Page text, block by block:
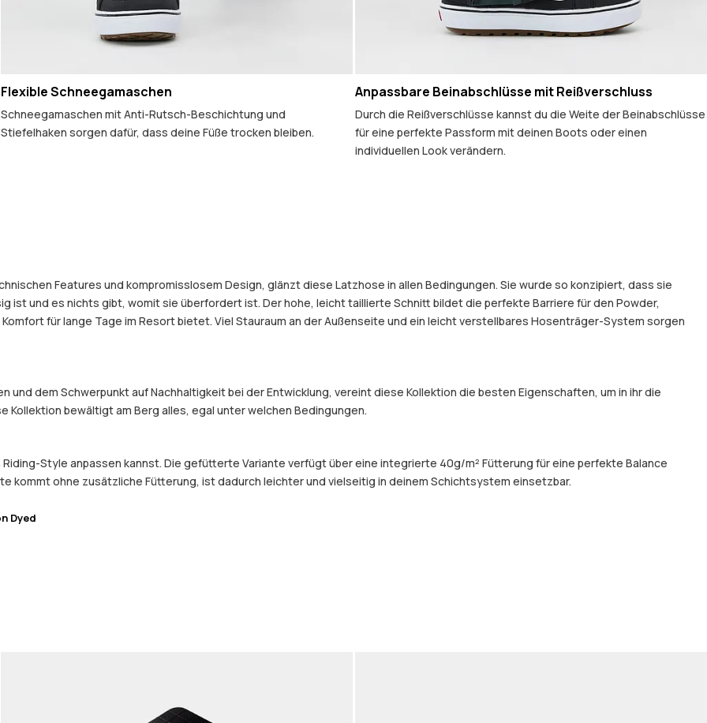
Flexible Schneegamaschen
Schneegamaschen mit Anti-Rutsch-Beschichtung und
Stiefelhaken sorgen dafür, dass deine Füße trocken bleiben.
Anpassbare Beinabschlüsse mit Reißverschluss
Durch die Reißverschlüsse kannst du die Weite der Beinabschlüsse
für eine perfekte Passform mit deinen Boots oder einen
individuellen Look verändern.
Features und kompromisslosem Design, glänzt diese Latzhose in allen Bedingungen. Sie wurde so konzipiert, dass sie
ist und es nichts gibt, womit sie überfordert ist. Der hohe, leicht taillierte Schnitt bildet die perfekte Barriere für den Powder,
für lange Tage im Resort bietet. Viel Stauraum an der Außenseite und ein leicht verstellbares Hosenträger-System sorgen
und dem Schwerpunkt auf Nachhaltigkeit bei der Entwicklung, vereint diese Kollektion die besten Eigenschaften, um in ihr die
bewältigt am Berg alles, egal unter welchen Bedingungen.
Style anpassen kannst. Die gefütterte Variante verfügt über eine integrierte 40g/m² Fütterung für eine perfekte Balance
kommt ohne zusätzliche Fütterung, ist dadurch leichter und vielseitig in deinem Schichtsystem einsetzbar.
Dyed